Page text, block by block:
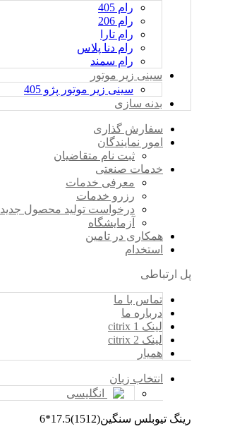
رام 405
رام 206
رام تارا
رام دنا پلاس
رام سمند
سینی زیر موتور
سینی زیر موتور پژو 405
بدنه سازی
سفارش گذاری
امور نمایندگان
ثبت نام متقاضیان
خدمات صنعتی
معرفی خدمات
رزرو خدمات
درخواست تولید محصول جدید
آزمایشگاه
همکاری در تامین
استخدام
پل ارتباطی
تماس با ما
درباره ما
لینک citrix 1
لینک citrix 2
همیار
انتخاب زبان
انگلیسی
رینگ تیوبلس سنگین(1512)17.5*6